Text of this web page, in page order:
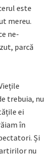
este
mereu.
ne-
parcă
trebuia, nu
ei
în
Și
nu